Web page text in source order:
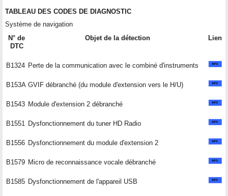
TABLEAU DES CODES DE DIAGNOSTIC
Système de navigation
N° de
DTC
Objet de la détection Lien
B1324 Perte de la communication avec le combiné d'instruments
B153A GVIF débranché (du module d'extension vers le H/U)
B1543 Module d'extension 2 débranché
B1551 Dysfonctionnement du tuner HD Radio
B1556 Dysfonctionnement du module d'extension 2
B1579 Micro de reconnaissance vocale débranché
B1585 Dysfonctionnement de l'appareil USB